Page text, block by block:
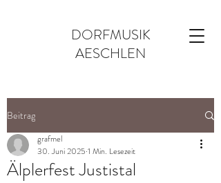
DORFMUSIK
AESCHLEN
Beitrag
Älplerfest Justistal
grafmel
30. Juni 2025 1 Min. Lesezeit